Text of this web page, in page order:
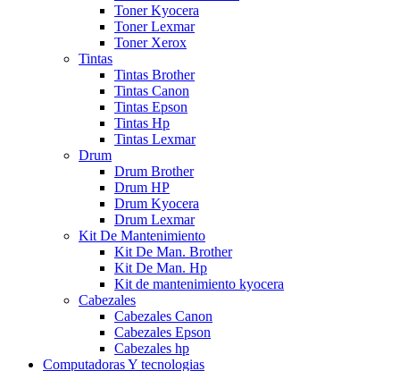
Toner Kyocera
Toner Lexmar
Toner Xerox
Tintas
Tintas Brother
Tintas Canon
Tintas Epson
Tintas Hp
Tintas Lexmar
Drum
Drum Brother
Drum HP
Drum Kyocera
Drum Lexmar
Kit De Mantenimiento
Kit De Man. Brother
Kit De Man. Hp
Kit de mantenimiento kyocera
Cabezales
Cabezales Canon
Cabezales Epson
Cabezales hp
Computadoras Y tecnologias